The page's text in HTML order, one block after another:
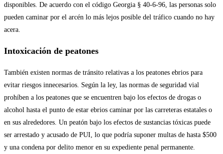
disponibles. De acuerdo con el código Georgia § 40-6-96, las personas solo
pueden caminar por el arcén lo más lejos posible del tráfico cuando no hay
acera.
Intoxicación de peatones
También existen normas de tránsito relativas a los peatones ebrios para
evitar riesgos innecesarios. Según la ley, las normas de seguridad vial
prohíben a los peatones que se encuentren bajo los efectos de drogas o
alcohol hasta el punto de estar ebrios caminar por las carreteras estatales o
en sus alrededores. Un peatón bajo los efectos de sustancias tóxicas puede
ser arrestado y acusado de PUI, lo que podría suponer multas de hasta $500
y una condena por delito menor en su expediente penal permanente.